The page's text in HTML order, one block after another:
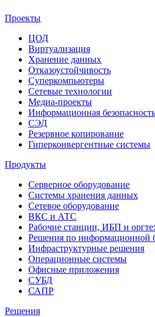
Проекты
ЦОД
Виртуализация
Хранение данных
Отказоустойчивость
Суперкомпьютеры
Сетевые технологии
Медиа-проекты
Информационная безопасность
СЭД
Резервное копирование
Гиперконвергентные системы
Продукты
Серверное оборудование
Системы хранения данных
Сетевое оборудование
ВКС и АТС
Рабочие станции, ИБП и
Решения по информационной
Инфраструктурные решения
Операционные системы
Офисные приложения
СУБД
САПР
Решения